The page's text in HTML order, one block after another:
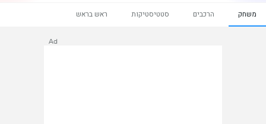
משחק הרכבים סטטיסטיקות ראש בראש
Ad